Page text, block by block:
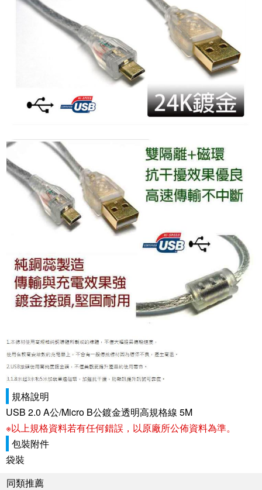
規格說明
USB 2.0 A公/Micro B公鍍金透明高規格線 5M
※以上規格資料若有任何錯誤，以原廠所公佈資料為準。
包裝附件
袋裝
同類推薦